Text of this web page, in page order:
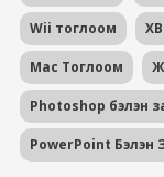
Wii тоглоом
Mac Тоглоом
Photoshop бэлэн
PowerPoint Бэлэн